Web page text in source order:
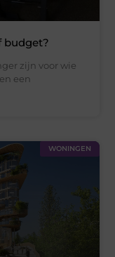
budget?
zijn voor wie
een
WONINGEN